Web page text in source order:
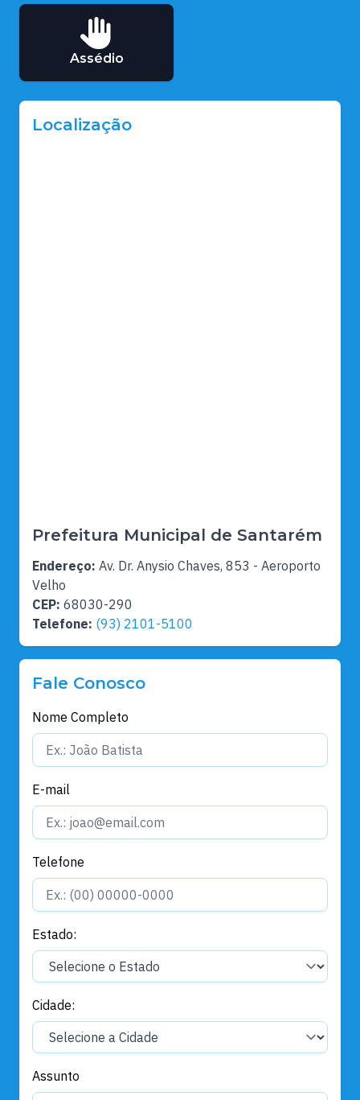
Assédio
Localização
Prefeitura Municipal de Santarém
Endereço: Av. Dr. Anysio Chaves, 853 - Aeroporto
Velho
CEP: 68030-290
Telefone: (93) 2101-5100
Fale Conosco
Nome Completo
E-mail
Telefone
Estado:
Cidade:
Assunto